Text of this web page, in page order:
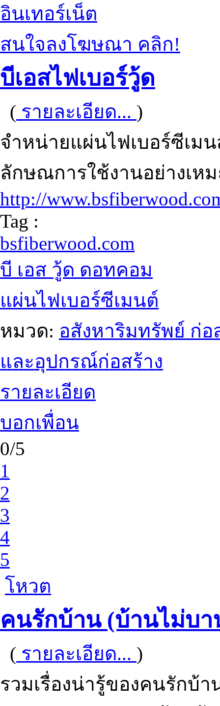
อินเทอร์เน็ต
สนใจลงโฆษณา คลิก!
บีเอสไฟเบอร์วู้ด
( รายละเอียด... )
จำหน่ายแผ่นไฟเบอร์ซีเม
ลักษณการใช้งานอย่างเห
http://
Tag :
bsfiberwood.com
บี เอส วู้ด ดอทคอม
แผ่นไฟเบอร์ซีเมนต์
หมวด: อสังหาริมทรัพย์ ก่
และอุปกรณ์ก่อสร้าง
รายละเอียด
บอกเพื่อน
0/5
1
2
3
4
5
โหวต
คนรักบ้าน (บ้านไม่บา
( รายละเอียด... )
รวมเรื่องน่ารู้ของคนรักบ้